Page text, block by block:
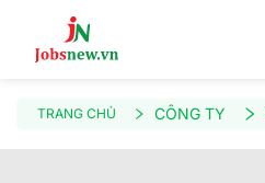
TRANG CHỦ CÔNG TY